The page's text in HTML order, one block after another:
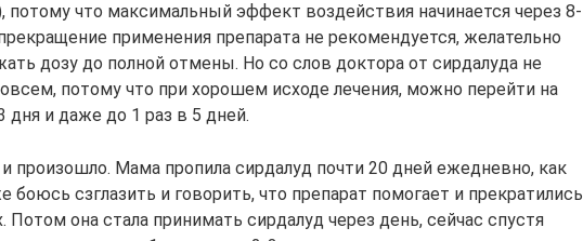
потому что максимальный эффект воздействия начинается через 8-
применения препарата не рекомендуется, желательно
дозу до полной отмены. Но со слов доктора от сирдалуда не
потому что при хорошем исходе лечения, можно перейти на
дня и даже до 1 раз в 5 дней.
произошло. Мама пропила сирдалуд почти 20 дней ежедневно, как
боюсь сзглазить и говорить, что препарат помогает и прекратились
Потом она стала принимать сирдалуд через день, сейчас спустя